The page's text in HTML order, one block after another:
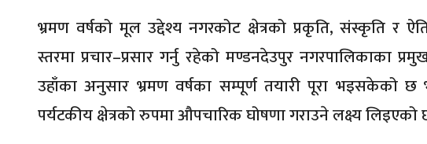
भ्रमण वर्षको मूल उद्देश्य नगरकोट क्षेत्रको प्रकृति, संस्कृति र
स्तरमा प्रचार–प्रसार गर्नु रहेको मण्डनदेउपुर नगरपालिकाका
उहाँका अनुसार भ्रमण वर्षका सम्पूर्ण तयारी पूरा भइसकेको
पर्यटकीय क्षेत्रको रुपमा औपचारिक घोषणा गराउने लक्ष्य लिइएको